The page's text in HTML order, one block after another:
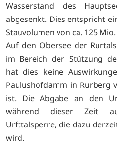
Wasserstand des
abgesenkt. Dies entspricht
Stauvolumen von ca. 125
Auf den Obersee der
im Bereich der Stützung
hat dies keine
Paulushofdamm in Rurberg
ist. Die Abgabe an den
während dieser Zeit
Urfttalsperre, die dazu
wird.